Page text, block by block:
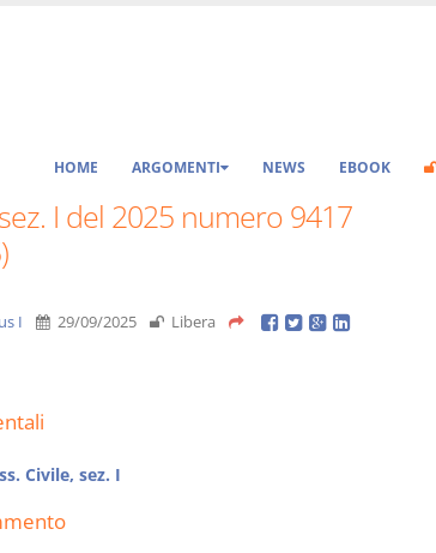
HOME ARGOMENTI NEWS EBOOK
I del 2025 numero 9417
I 29/09/2025 Libera
Civile, sez. I